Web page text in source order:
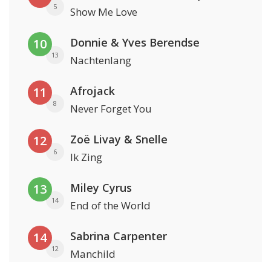
5 Show Me Love
10
13
Donnie & Yves Berendse
Nachtenlang
11
8
Afrojack
Never Forget You
12
6
Zoë Livay & Snelle
Ik Zing
13
14
Miley Cyrus
End of the World
14
12
Sabrina Carpenter
Manchild